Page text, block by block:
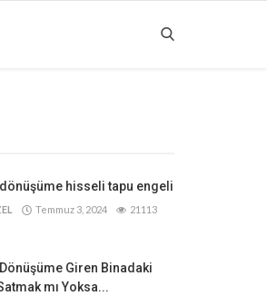
hisseli tapu engeli
Temmuz 3, 2024 21113
Giren Binadaki
mı Yoksa...